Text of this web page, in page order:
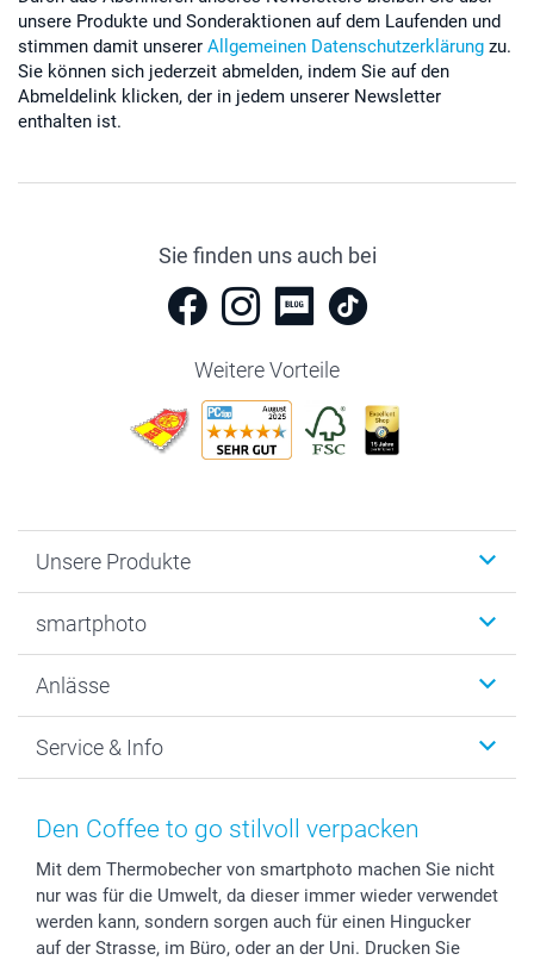
unsere Produkte und Sonderaktionen auf dem Laufenden und
stimmen damit unserer Allgemeinen Datenschutzerklärung zu.
Sie können sich jederzeit abmelden, indem Sie auf den
Abmeldelink klicken, der in jedem unserer Newsletter
enthalten ist.
Sie finden uns auch bei
Weitere Vorteile
Unsere Produkte
Fotogeschenke
MyNameBook
Fotoabzüge, Fotos als Buch & Poster
Zubehör & Material
Foto-Kalender & Agenden
Sticker & Etiketten
Geschenk-Gutscheine (PDF)
smartphoto
Warum smartphoto
Datenschutz
AGB
Presse
Partnerprogramme
Investor Relations
Anlässe
Neujahr
Muttertag
Kommunion & Konfirmation
Hochzeit
Geburtstag
Service & Info
Preise und Versandkosten
48h Lieferung
Zahlungsmöglichkeiten
Anmelden /Registrieren
Den Coffee to go stilvoll verpacken
Mit dem Thermobecher von smartphoto machen Sie nicht
nur was für die Umwelt, da dieser immer wieder verwendet
werden kann, sondern sorgen auch für einen Hingucker
auf der Strasse, im Büro, oder an der Uni. Drucken Sie